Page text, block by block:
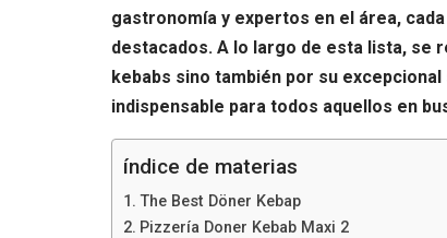
gastronomía y expertos en el área,
destacados. A lo largo de esta lista, se
kebabs sino también por su
indispensable para todos aquellos en
índice de materias
The Best Döner Kebap
Pizzería Doner Kebab Maxi 2